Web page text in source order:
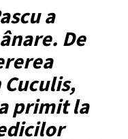
a
De
primit la